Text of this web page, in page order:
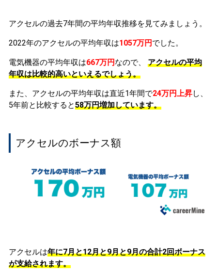
アクセルの過去7年間の平均年収推移を見てみましょう。
2022年のアクセルの平均年収は1057万円 でした。
電気機器の平均年収は667万円 なので、
アクセルの平均
年収は比較的高いといえるでしょう。
また、アクセルの平均年収は直近1年間で24万円上昇し、
5年前と比較すると58万円増加しています。
アクセルのボーナス額
アクセルは年に7月と12月と9月と9月の合計2回ボーナス
が支給されます。